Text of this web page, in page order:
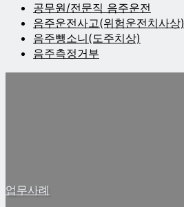
공무원/전문직 음주운전
음주운전사고(위험운전치사상)
음주뺑소니(도주치상)
음주측정거부
업무사례